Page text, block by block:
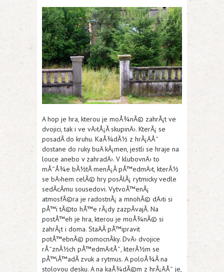
A hop je hra, kterou je moÅ¾nÃ© zahrÃ¡t ve
dvojici, tak i ve vÄ›tÅ¡Ã­ skupinÄ›. KterÃ¡ se
posadÃ­ do kruhu. KaÅ¾dÃ½ z hrÃ¡ÄÅ¯
dostane do ruky buÄ kÃ¡men, jestli se hraje na
louce anebo v zahradÄ›. V klubovnÄ› to
mÅ¯Å¾e bÃ½tÂ menÅ¡Ã­ pÅ™edmÄ›t, kterÃ½
se bÄ›hem celÃ© hry posÃ­lÃ¡ rytmicky vedle
sedÃ­cÃ­mu sousedovi. VytvoÅ™enÃ¡
atmosfÃ©ra je radostnÃ¡ a mnohÃ© dÄ›ti si
pÅ™i tÃ©to hÅ™e rÃ¡dy zazpÃ­vajÃ­. Na
postÅ™eh je hra, kterou je moÅ¾nÃ© si
zahrÃ¡t i doma. StaÄÃ­ pÅ™ipravit
potÅ™ebnÃ© pomocnÃ­ky. DvÄ› dvojice
rÅ¯znÃ½ch pÅ™edmÄ›tÅ¯, kterÃ½m se
pÅ™iÅ™adÃ­ zvuk a rytmus. A poloÅ¾Ã­ na
stolovou desku. A na kaÅ¾dÃ©m z hrÃ¡ÄÅ¯ je,